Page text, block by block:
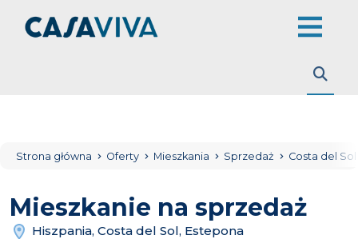
Strona główna Oferty Mieszkania Sprzedaż Costa del Sol
Mieszkanie na sprzedaż
Hiszpania, Costa del Sol, Estepona